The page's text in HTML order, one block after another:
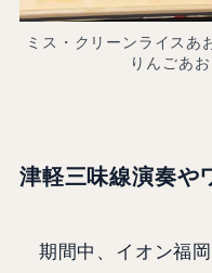
ミス・クリーンライスあ
りんごあ
津軽三味線演奏や
期間中、イオン福